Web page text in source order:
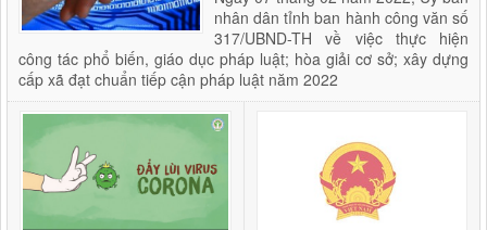
pháp luật tỉnh Lai Châu
Thời gian đăng: 15/10/2025
lượt xem: 503 | lượt tải:284
nhân dân tỉnh ban hành công văn số
317/UBND-TH về việc thực hiện
công tác phổ biến, giáo dục pháp luật; hòa giải cơ sở; xây dựng
cấp xã đạt chuẩn tiếp cận pháp luật năm 2022